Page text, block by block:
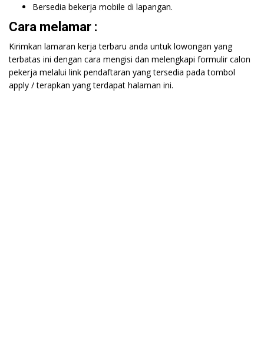
Bersedia bekerja mobile di lapangan.
Cara melamar :
Kirimkan lamaran kerja terbaru anda untuk lowongan yang
terbatas ini dengan cara mengisi dan melengkapi formulir calon
pekerja melalui link pendaftaran yang tersedia pada tombol
apply / terapkan yang terdapat halaman ini.